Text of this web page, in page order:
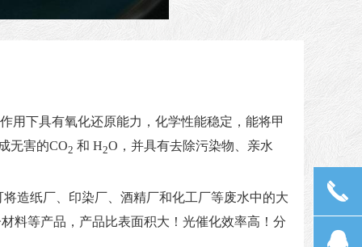
用下具有氧化还原能力，化学性能稳定，能将甲
无害的CO2 和 H2O ，并具有去除污染物、亲水
将造纸厂、印染厂、酒精厂和化工厂等废水中的大
料等产品，产品比表面积大！光催化效率高！分
끅
뀩